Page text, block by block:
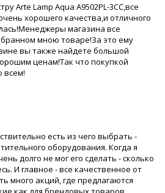
Arte Lamp Aqua A9502PL-3CC,все
хорошего качества,и отличного
магазина все
мною товаре!За это ему
вы также найдете большой
ценам!Так что покупкой
всем!
есть из чего выбрать -
оборудования. Когда я
долго не мог его сделать - сколько
И главное - все качественное от
много акций, где предлагаются